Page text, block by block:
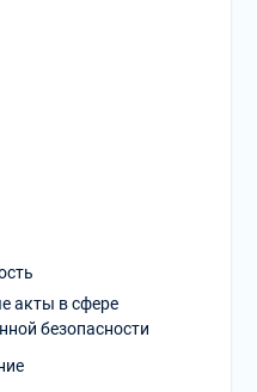
акты в сфере
безопасности